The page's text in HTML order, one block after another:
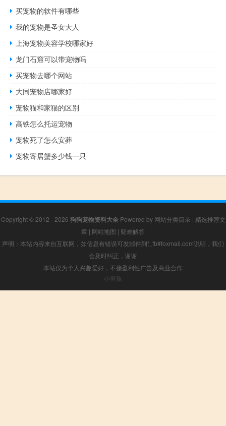
买宠物的软件有哪些
我的宠物是圣女大人
上海宠物美容学校哪家好
龙门石窟可以带宠物吗
买宠物去哪个网站
大同宠物店哪家好
宠物猫和家猫的区别
高铁怎么托运宠物
宠物死了怎么安葬
宠物寄居蟹多少钱一只
Copyright © 2012 - 2026 狗狗宠物资料大全Powered by 网站分类目录 | 精选推荐文
章 | 网站地图 | 疑难解答
声明：本站内容来自互联网，如信息有错误可发邮件到f_fb#foxmail.com说明，我们
会及时纠正，谢谢
本站仅为个人兴趣爱好，不接盈利性广告及商业合作
小男孩